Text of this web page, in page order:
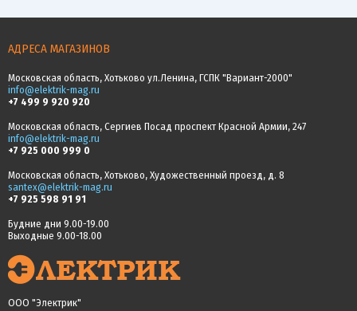
АДРЕСА МАГАЗИНОВ
Московская область, Хотьково ул.Ленина, ГСПК "Вариант-2000"
info@elektrik-mag.ru
+7 499 9 920 920
Московская область, Сергиев Посад проспект Красной Армии, 247
info@elektrik-mag.ru
+7 925 000 999 0
Московская область, Хотьково, Художественный проезд, д. 8
santex@elektrik-mag.ru
+7 925 598 91 91
Будние дни 9.00-19.00
Выходные 9.00-18.00
ООО "Электрик"